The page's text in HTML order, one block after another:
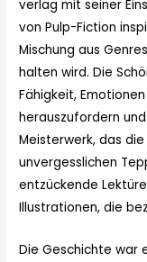
verlag mit seiner
von Pulp-Fiction
Mischung aus
halten wird. Die
Fähigkeit,
herauszufordern
Meisterwerk, das
unvergesslichen
entzückende
Illustrationen, die
Die Geschichte war